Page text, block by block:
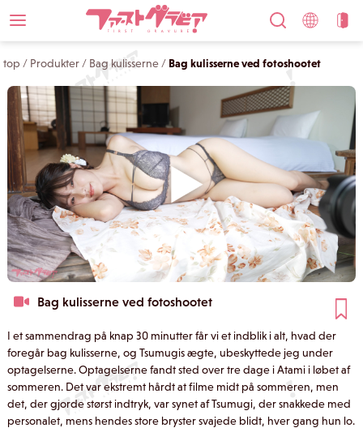
top / Produkter / Bag kulisserne / Bag kulisserne ved fotoshootet
Bag kulisserne ved fotoshootet
I et sammendrag på knap 30 minutter får vi et indblik i alt, hvad der
foregår bag kulisserne, og Tsumugis ægte, ubeskyttede jeg under
optagelserne. Optagelserne fandt sted over tre dage i Atami i løbet af
sommeren. Det var ekstremt hårdt at filme midt på sommeren, men
det, der gjorde størst indtryk, var synet af Tsumugi, der snakkede med
personalet, mens hendes store bryster svajede blidt, hver gang hun lo.